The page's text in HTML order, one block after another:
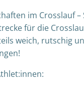
im Crosslauf
für die
weich, rutschig